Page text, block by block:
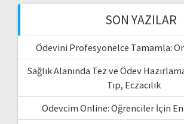
SON YAZILAR
Ödevini Profesyonelce Tamamla:
Sağlık Alanında Tez ve Ödev
Tıp, Eczacılık
Ödevcim Online: Öğrenciler İçin